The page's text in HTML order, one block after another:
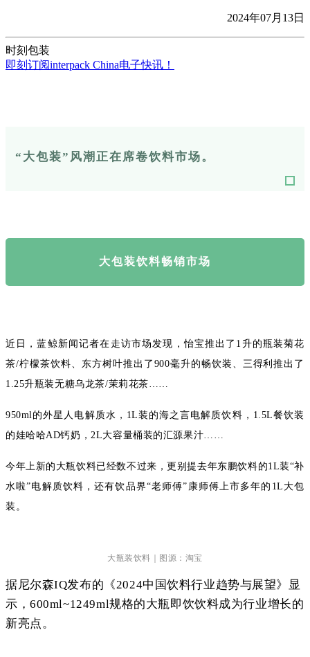
2024年07月13日
时刻包装
即刻订阅interpack China电子快讯！
“大包装”风潮正在席卷饮料市场。
大包装饮料畅销市场
近日，蓝鲸新闻记者在走访市场发现，怡宝推出了1升的瓶装菊花
茶/柠檬茶饮料、东方树叶推出了900毫升的畅饮装、三得利推出了
1.25升瓶装无糖乌龙茶/茉莉花茶……
950ml的外星人电解质水，1L装的海之言电解质饮料，1.5L餐饮装
的娃哈哈AD钙奶，2L大容量桶装的汇源果汁……
今年上新的大瓶饮料已经数不过来，更别提去年东鹏饮料的1L装“补
水啦”电解质饮料，还有饮品界“老师傅”康师傅上市多年的1L大包
装。
大瓶装饮料｜图源：淘宝
据尼尔森IQ发布的《2024中国饮料行业趋势与展望》显
示，600ml~1249ml规格的大瓶即饮饮料成为行业增长的
新亮点。